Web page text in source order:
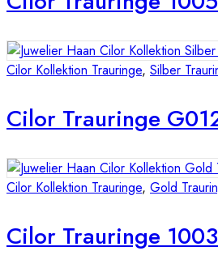
Cilor Kollektion Trauringe, Silber
Cilor Trauringe
Cilor Kollektion Trauringe, Gold
Cilor Trauringe 1003